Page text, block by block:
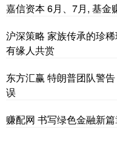
嘉信资本 6月、7月, 基金
沪深策略 家族传承的珍
有缘人共赏
东方汇赢 特朗普团队警
误
赚配网 书写绿色金融新